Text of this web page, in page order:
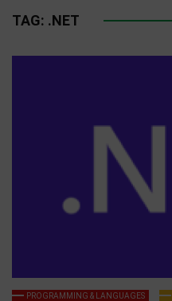
TAG: .NET
PROGRAMMING & LANGUAGES